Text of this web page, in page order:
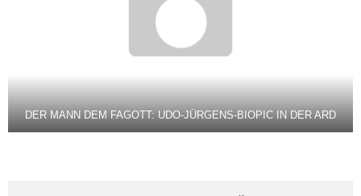
DER MANN DEM FAGOTT: UDO-JÜRGENS-BIOPIC IN DER ARD